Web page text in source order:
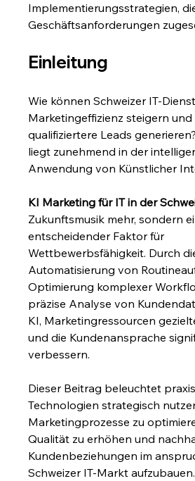
Implementierungsstrategien,
Geschäftsanforderungen
Einleitung
Wie können Schweizer IT-
Marketingeffizienz steigern und
qualifiziertere Leads
liegt zunehmend in der
Anwendung von Künstlicher
KI Marketing für IT in der
Zukunftsmusik mehr, sondern
entscheidender Faktor für
Wettbewerbsfähigkeit. Durch
Automatisierung von
Optimierung komplexer
präzise Analyse von
KI, Marketingressourcen
und die Kundenansprache
verbessern.
Dieser Beitrag beleuchtet
Technologien strategisch
Marketingprozesse zu
Qualität zu erhöhen und
Kundenbeziehungen im
Schweizer IT-Markt aufzubauen.